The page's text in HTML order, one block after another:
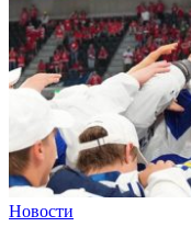
Новости